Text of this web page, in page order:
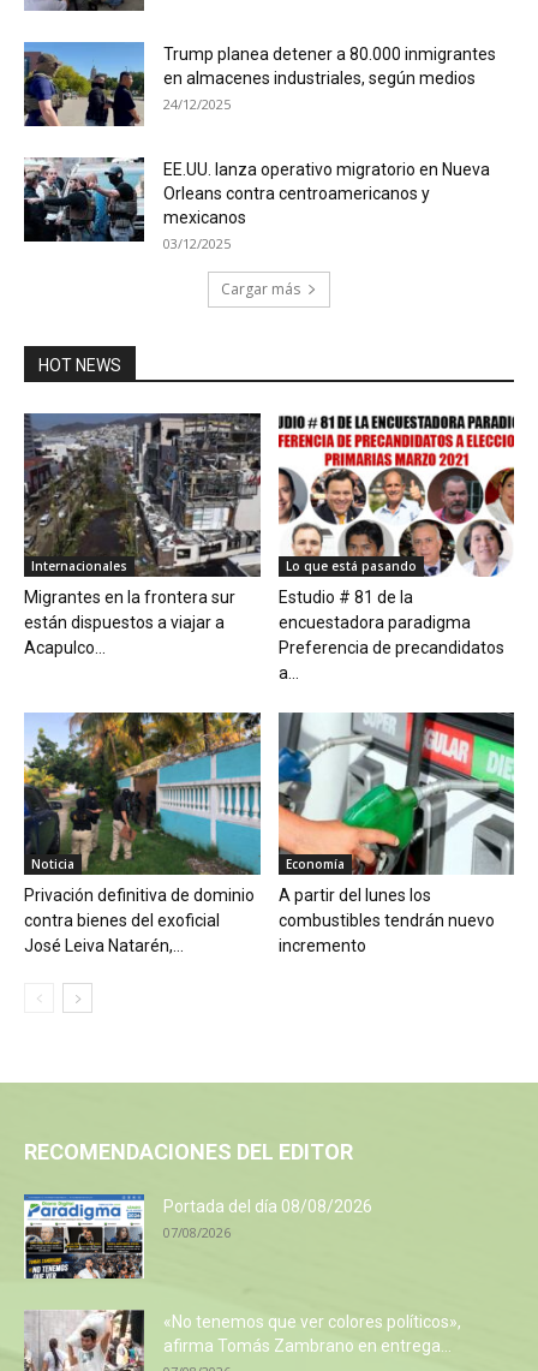
Trump planea detener a 80.000 inmigrantes
en almacenes industriales, según medios
24/12/2025
EE.UU. lanza operativo migratorio en Nueva
Orleans contra centroamericanos y
mexicanos
03/12/2025
Cargar más
HOT NEWS
Internacionales
Migrantes en la frontera sur
están dispuestos a viajar a
Acapulco...
Lo que está pasando
Estudio # 81 de la
encuestadora paradigma
Preferencia de precandidatos
a...
Noticia
Privación definitiva de dominio
contra bienes del exoficial
José Leiva Natarén,...
Economía
A partir del lunes los
combustibles tendrán nuevo
incremento
RECOMENDACIONES DEL EDITOR
Portada del día 08/08/2026
07/08/2026
«No tenemos que ver colores políticos»,
afirma Tomás Zambrano en entrega...